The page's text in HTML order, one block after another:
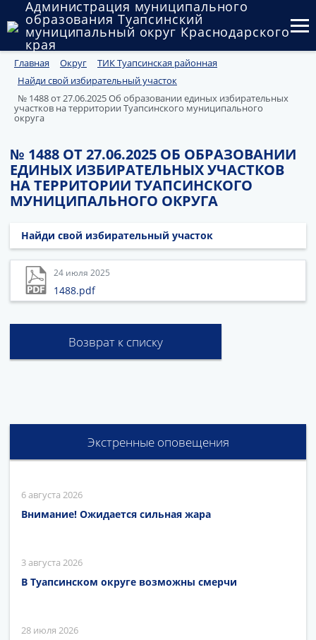
Администрация муниципального
образования Туапсинский
муниципальный округ Краснодарского
края
Округ
Администрация
Муниципальные закупки
Государственный и муниципальный контроль
Муниципальное имущество
Документы
Главная Округ
ТИК Туапсинская районная
Найди свой избирательный участок
№ 1488 от 27.06.2025 Об образовании единых избирательных
участков на территории Туапсинского муниципального
округа
№ 1488 ОТ 27.06.2025 ОБ ОБРАЗОВАНИИ
ЕДИНЫХ ИЗБИРАТЕЛЬНЫХ УЧАСТКОВ
НА ТЕРРИТОРИИ ТУАПСИНСКОГО
МУНИЦИПАЛЬНОГО ОКРУГА
Найди свой избирательный участок
24 июля 2025
1488.pdf
Возврат к списку
Экстренные оповещения
6 августа 2026
Внимание! Ожидается сильная жара
3 августа 2026
В Туапсинском округе возможны смерчи
28 июля 2026